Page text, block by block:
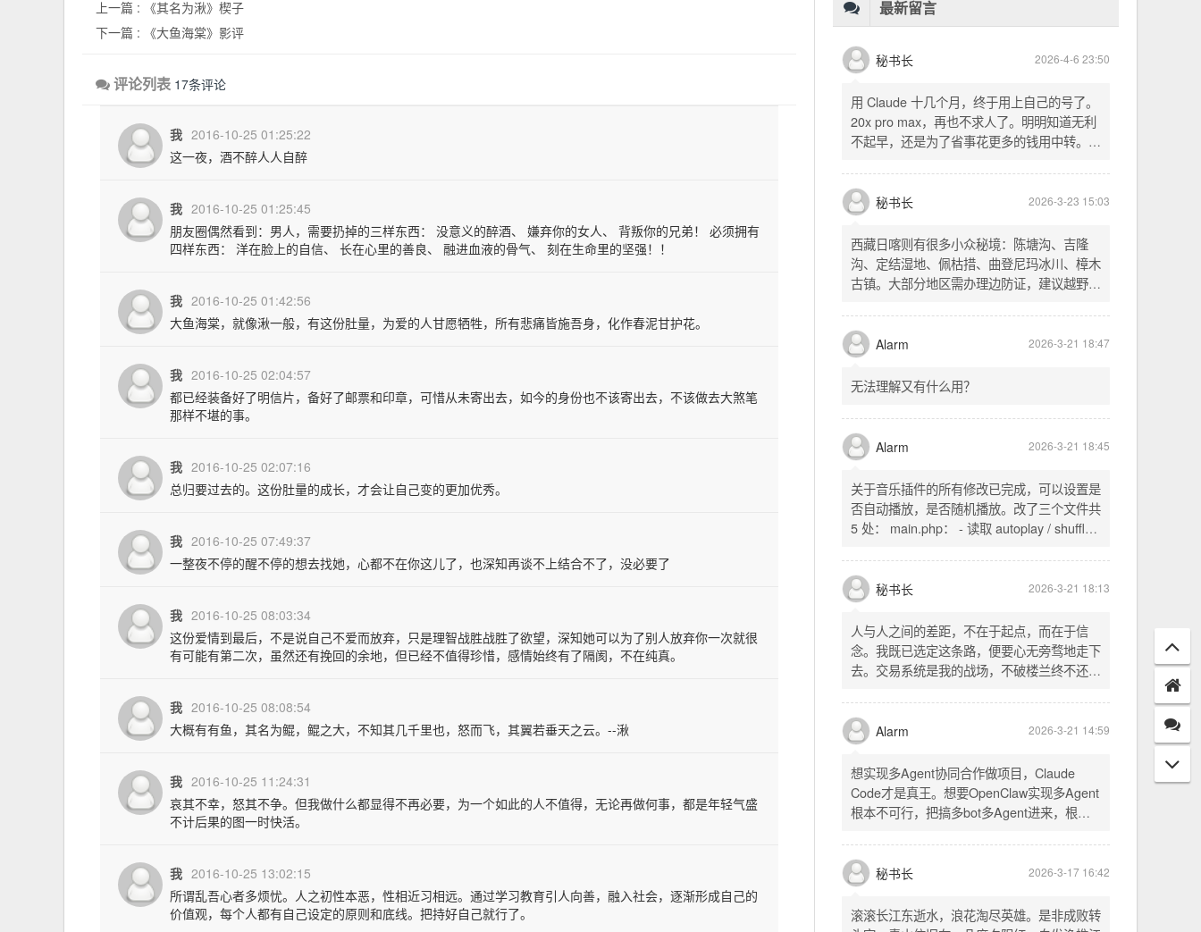
上一篇 : 《其名为湫》楔子
下一篇 : 《大鱼海棠》影评
评论列表 17条评论
我 2016-10-25 01:25:22
这一夜，酒不醉人人自醉
我 2016-10-25 01:25:45
朋友圈偶然看到：男人，需要扔掉的三样东西： 没意义的醉酒、 嫌弃你的女人、 背叛你的兄弟！ 必须拥有
四样东西： 洋在脸上的自信、 长在心里的善良、 融进血液的骨气、 刻在生命里的坚强！！
我 2016-10-25 01:42:56
大鱼海棠，就像湫一般，有这份肚量，为爱的人甘愿牺牲，所有悲痛皆施吾身，化作春泥甘护花。
我 2016-10-25 02:04:57
都已经装备好了明信片，备好了邮票和印章，可惜从未寄出去，如今的身份也不该寄出去，不该做去大煞笔
那样不堪的事。
我 2016-10-25 02:07:16
总归要过去的。这份肚量的成长，才会让自己变的更加优秀。
我 2016-10-25 07:49:37
一整夜不停的醒不停的想去找她，心都不在你这儿了，也深知再谈不上结合不了，没必要了
我 2016-10-25 08:03:34
这份爱情到最后，不是说自己不爱而放弃，只是理智战胜战胜了欲望，深知她可以为了别人放弃你一次就很
有可能有第二次，虽然还有挽回的余地，但已经不值得珍惜，感情始终有了隔阂，不在纯真。
我 2016-10-25 08:08:54
大概有有鱼，其名为鲲，鲲之大，不知其几千里也，怒而飞，其翼若垂天之云。--湫
我 2016-10-25 11:24:31
哀其不幸，怒其不争。但我做什么都显得不再必要，为一个如此的人不值得，无论再做何事，都是年轻气盛
不计后果的图一时快活。
我 2016-10-25 13:02:15
所谓乱吾心者多烦忧。人之初性本恶，性相近习相远。通过学习教育引人向善，融入社会，逐渐形成自己的
价值观，每个人都有自己设定的原则和底线。把持好自己就行了。
最新留言
秘书长 2026-4-6 23:50
用 Claude 十几个月，终于用上自己的号了。
20x pro max，再也不求人了。明明知道无利
不起早，还是为了省事花更多的钱用中转。链
SSH 用 gost 做 HTTP+SOCKS 转换才能用
多 Agent。配置麻烦了点，设定好了后直接任
意 IP 进行 SSH 登录。畅用，值得纪念。
秘书长 2026-3-23 15:03
西藏日喀则有很多小众秘境：陈塘沟、吉隆
沟、定结湿地、佩枯措、曲登尼玛冰川、樟木
古镇。大部分地区需办理边防证，建议越野
经吉隆口岸前往加德满都，沿途风景绝美。
Alarm 2026-3-21 18:47
无法理解又有什么用？
Alarm 2026-3-21 18:45
关于音乐插件的所有修改已完成，可以设置是
否自动播放，是否随机播放。改了三个文件共
5 处： main.php： - 读取 autoplay / shuffle
一行两个复选框（自动播放音乐 / 默认随机播
放），带配套 CSS track.php： - 在 var
playlist = [...] 后面输出 _p4zAutoplay 和
_p4zShuffle 两个 JS 变量 script.js： -
autoplay 从后端变量读取，不再硬编码 false
- shuffle 后台开启时强制随机，否则走
秘书长 2026-3-21 18:13
人与人之间的差距，不在于起点，而在于信
念。我既已选定这条路，便要心无旁骛地走下
去。交易系统是我的战场，不破楼兰终不还。
唯有目标，不可动摇。
Alarm 2026-3-21 14:59
想实现多Agent协同合作做项目，Claude
Code才是真王。想要OpenClaw实现多Agent
根本不可行，把搞多bot多Agent进来，根本
秘书长 2026-3-17 16:42
滚滚长江东逝水，浪花淘尽英雄。是非成败转